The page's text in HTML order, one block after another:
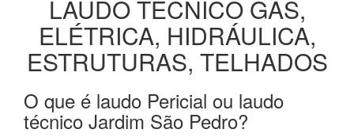
LAUDO TÉCNICO GÁS,
ELÉTRICA, HIDRÁULICA,
ESTRUTURAS, TELHADOS
O que é laudo Pericial ou laudo
técnico Jardim São Pedro?